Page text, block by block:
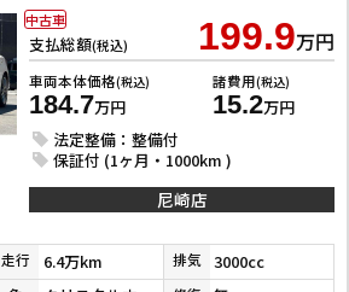
支払総額(税込) 199.9万円
車両本体価格(税込)
184.7万円
諸費用(税込)
15.2万円
法定整備：整備付
保証付 (1ヶ月・1000km )
中古車
尼崎店
走行 6.4万km 排気 3000cc